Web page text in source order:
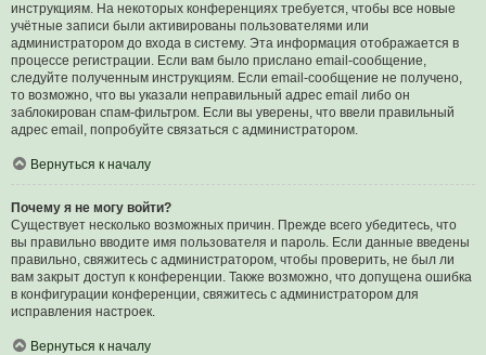
инструкциям. На некоторых конференциях требуется, чтобы все новые
учётные записи были активированы пользователями или
администратором до входа в систему. Эта информация отображается в
процессе регистрации. Если вам было прислано email-сообщение,
следуйте полученным инструкциям. Если email-сообщение не получено,
то возможно, что вы указали неправильный адрес email либо он
заблокирован спам-фильтром. Если вы уверены, что ввели правильный
адрес email, попробуйте связаться с администратором.
Вернуться к началу
Почему я не могу войти?
Существует несколько возможных причин. Прежде всего убедитесь, что
вы правильно вводите имя пользователя и пароль. Если данные введены
правильно, свяжитесь с администратором, чтобы проверить, не был ли
вам закрыт доступ к конференции. Также возможно, что допущена ошибка
в конфигурации конференции, свяжитесь с администратором для
исправления настроек.
Вернуться к началу